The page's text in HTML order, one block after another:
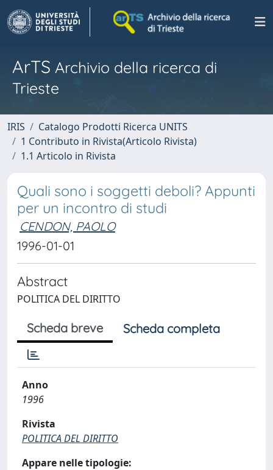
ArTS Archivio della ricerca di
Trieste
IRIS
Catalogo Prodotti Ricerca UNITS
1 Contributo in Rivista(Articolo Rivista)
1.1 Articolo in Rivista
Quali sono i soggetti deboli? Appunti
per un incontro di studi
CENDON, PAOLO
1996-01-01
Abstract
POLITICA DEL DIRITTO
Scheda breve Scheda completa
Anno
1996
Rivista
POLITICA DEL DIRITTO
Appare nelle tipologie: